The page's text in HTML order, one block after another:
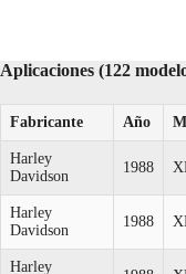
Aplicaciones (122
Fabricante Año
Harley
Davidson
1988
Harley
Davidson
1988
Harley